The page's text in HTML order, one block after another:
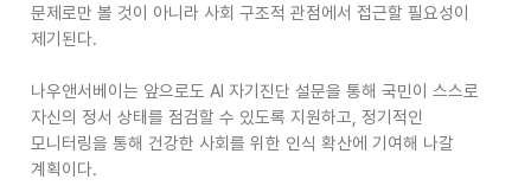
문제로만 볼 것이 아니라 사회 구조적 관점에서 접근할 필요성이
제기된다.
나우앤서베이는 앞으로도 AI 자기진단 설문을 통해 국민이 스스로
자신의 정서 상태를 점검할 수 있도록 지원하고, 정기적인
모니터링을 통해 건강한 사회를 위한 인식 확산에 기여해 나갈
계획이다.